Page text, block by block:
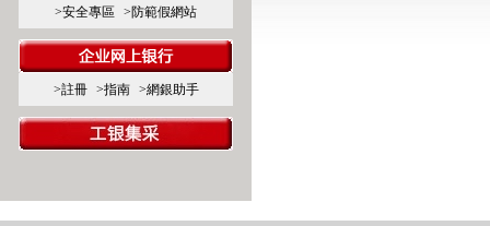
>安全專區
>防範假網站
>註冊 >指南 >網銀助手